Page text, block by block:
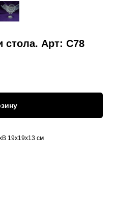
стола. Арт: С78
19х19х13 см